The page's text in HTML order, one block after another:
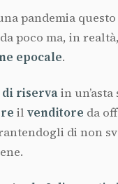
pandemia
poco ma, in
epocale.
riservain un’asta
il venditore da
di non